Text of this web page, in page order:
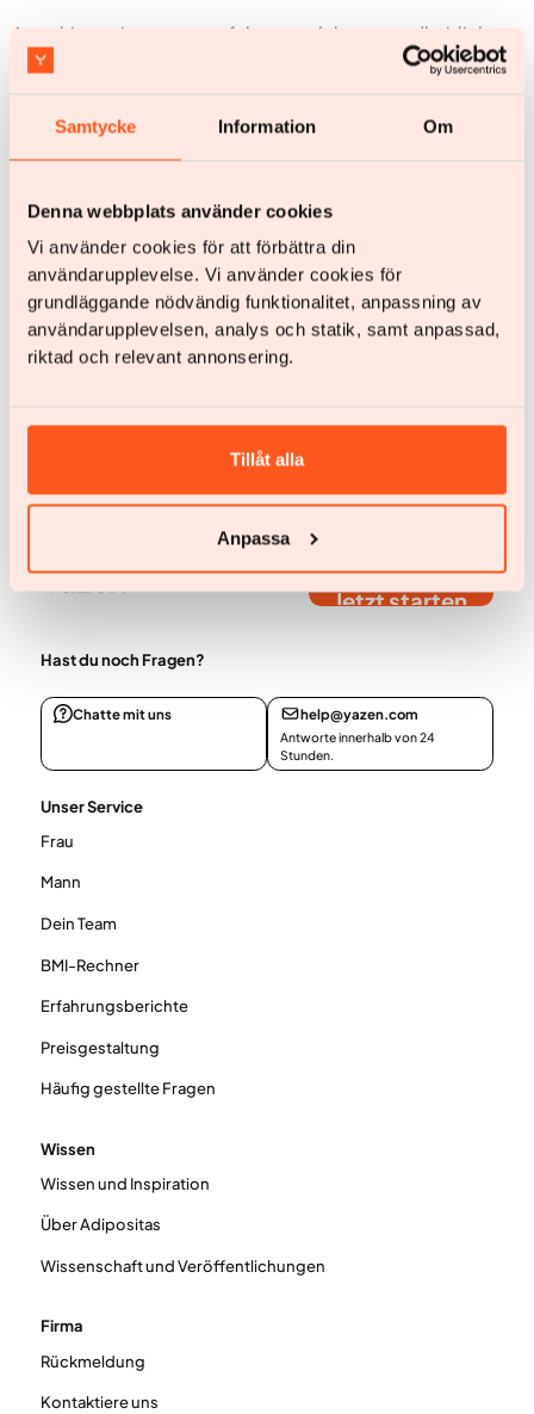
Samtycke Information Om
Denna webbplats använder cookies
Vi använder cookies för att förbättra din
användarupplevelse. Vi använder cookies för
grundläggande nödvändig funktionalitet, anpassning av
användarupplevelsen, analys och statik, samt anpassad,
riktad och relevant annonsering.
Tillåt alla
Anpassa
Lese hier weiter, um zu erfahren, welche gesundheitlichen
Vorteile du erzielen kannst, welche
Ihre Alternative zur
Magenhülle; nicht-
Gewichtsverlust
Hilfe beim Abnehmen -
Lebensstils
Jetzt starten
Jetzt starten
Hast du noch Fragen?
Chatte mit uns help@yazen.com
Antworte innerhalb von 24
Stunden.
Unser Service
Frau
Mann
Dein Team
BMI-Rechner
Erfahrungsberichte
Preisgestaltung
Häufig gestellte Fragen
Wissen
Wissen und Inspiration
Über Adipositas
Wissenschaft und Veröffentlichungen
Firma
Rückmeldung
Kontaktiere uns